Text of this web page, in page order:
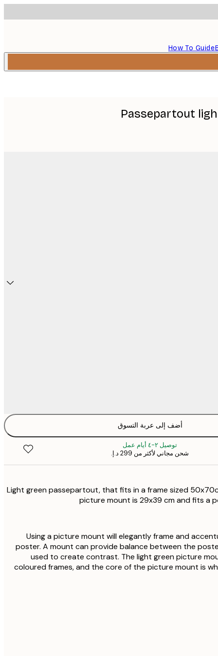
How To Guide
Passepartout
أضف إلى عربة التسوق
توصيل ٢-٤ أيام عمل
شحن مجاني لأكثر من ‏299 د.إ.‏
Light green passepartout, that fits in a frame sized
picture mount is 29x39 cm and fits a
Using a picture mount will elegantly frame and
poster. A mount can provide balance between the
used to create contrast. The light green picture
coloured frames, and the core of the picture mount is